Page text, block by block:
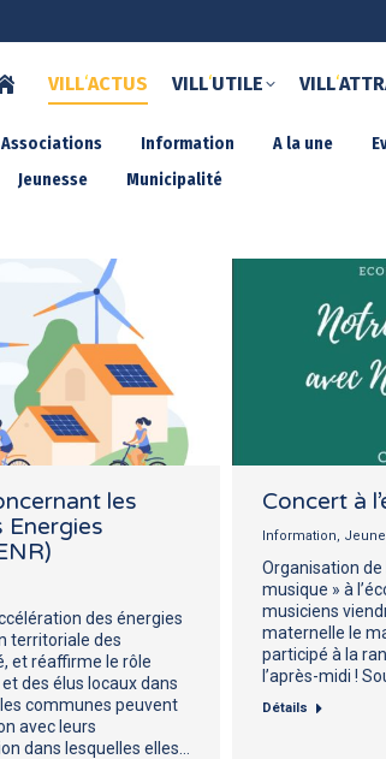
VILL‘ACTUS VILL‘UTILE VILL‘
Associations Information A la une
Jeunesse
Municipalité
les
Energies
des énergies
territoriale des
et réaffirme le rôle
des élus locaux dans
communes peuvent
avec leurs
dans lesquelles elles…
Concert à
Information
Organisation de
musique » à
musiciens
maternelle le
participé à la
l’après-midi !
Détails